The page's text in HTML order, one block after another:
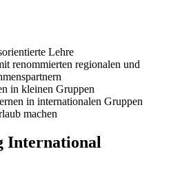
Lehre
renommierten regionalen und
in kleinen Gruppen
in internationalen Gruppen
machen
International